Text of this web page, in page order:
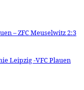
– ZFC Meuselwitz 2:3
Leipzig -VFC Plauen